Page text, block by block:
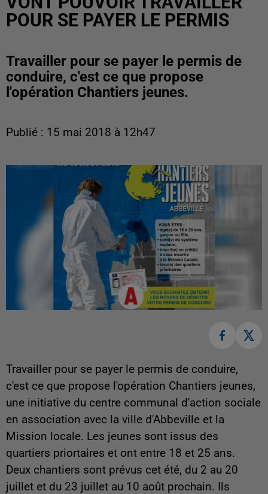
POUR SE PAYER LE PERMIS
Travailler pour se payer le permis de
conduire, c'est ce que propose
l'opération Chantiers jeunes.
Publié : 15 mai 2018 à 12h47
Travailler pour se payer le permis de conduire,
c'est ce que propose l'opération Chantiers jeunes,
une initiative du centre communal d'action sociale
en association avec la ville d'Abbeville et la
Mission locale. Les jeunes sont issus des
quartiers priortaires et ont entre 18 et 25 ans.
Deux chantiers sont prévus cet été, du 2 au 20
juillet et du 23 juillet au 10 août prochain. Ils